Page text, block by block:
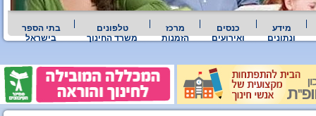
מידע
ונתונים
כנסים
ואירועים
מרכז
הזמנות
טלפונים
משרד החינוך
בתי הספר
בישראל